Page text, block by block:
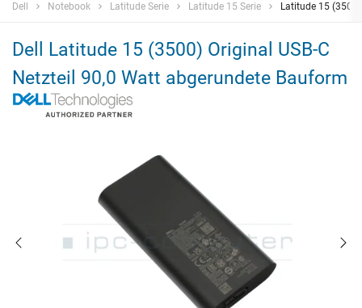
Dell Notebook Latitude Serie Latitude 15 Serie Latitude 15 (3500)
Dell Latitude 15 (3500) Original USB-C
Netzteil 90,0 Watt abgerundete Bauform